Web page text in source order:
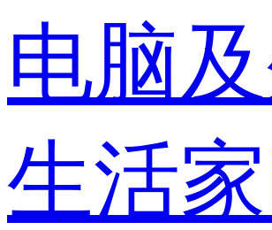
电脑
生活